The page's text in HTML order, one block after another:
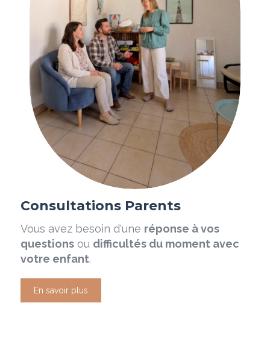
Consultations Parents
Vous avez besoin d'une réponse à vos
questions ou difficultés du moment avec
votre enfant.
En savoir plus